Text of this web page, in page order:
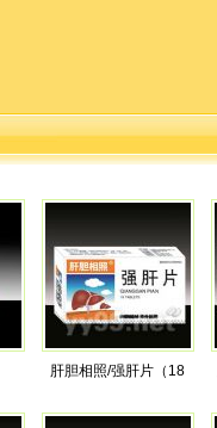
肝胆相照/强肝片（18